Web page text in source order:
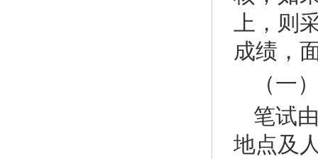
上，则
成绩，
（一
笔试
地点及